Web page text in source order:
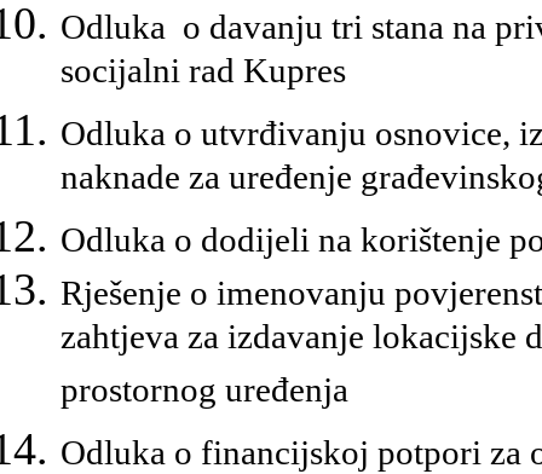
Odluka o davanju tri stana na
socijalni rad Kupres
Odluka o utvrđivanju osnovice,
naknade za uređenje
Odluka o dodijeli na korištenje
Rješenje o imenovanju
zahtjeva za izdavanje lokacijske
prostornog uređenja
Odluka o financijskoj potpori za